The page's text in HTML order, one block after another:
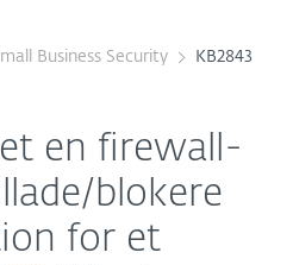
Business Security KB2843
en firewall-
blokere
for et